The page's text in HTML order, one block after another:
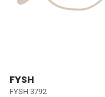
FYSH
FYSH 3792